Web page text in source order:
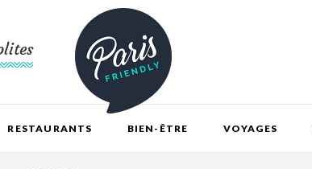
RESTAURANTS BIEN-ÊTRE VOYAGES